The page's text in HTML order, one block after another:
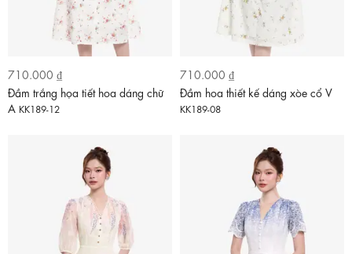
710.000 ₫
Đầm trắng họa tiết hoa dáng chữ
A KK189-12
710.000 ₫
Đầm hoa thiết kế dáng xòe cổ V
KK189-08